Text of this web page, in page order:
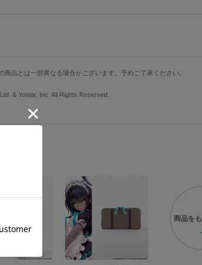
ールなシロコのイメージを表現したスタイリッシュなボ
、ヘアピン……にまさかの覆面水着団も出動！？
日常使いにも十分な容量を確保しており、機能性もしっ
：ポリエステル 金具：鉄、亜鉛合金
商品とは一部異なる場合がございます。予めご了承ください。
& Yostar, Inc. All Rights Reserved.
商品を